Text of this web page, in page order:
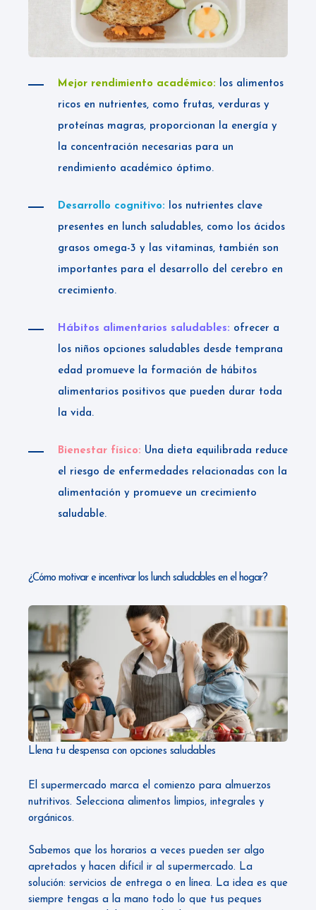
Mejor rendimiento académico: los alimentos
ricos en nutrientes, como frutas, verduras y
proteínas magras, proporcionan la energía y
la concentración necesarias para un
rendimiento académico óptimo.
Desarrollo cognitivo: los nutrientes clave
presentes en lunch saludables, como los ácidos
grasos omega-3 y las vitaminas, también son
importantes para el desarrollo del cerebro en
crecimiento.
Hábitos alimentarios saludables: ofrecer a
los niños opciones saludables desde temprana
edad promueve la formación de hábitos
alimentarios positivos que pueden durar toda
la vida.
Bienestar físico: Una dieta equilibrada reduce
el riesgo de enfermedades relacionadas con la
alimentación y promueve un crecimiento
saludable.
¿Cómo motivar e incentivar los lunch saludables en el hogar?
Llena tu despensa con opciones saludables
El supermercado marca el comienzo para almuerzos
nutritivos. Selecciona alimentos limpios, integrales y
orgánicos.
Sabemos que los horarios a veces pueden ser algo
apretados y hacen difícil ir al supermercado. La
solución: servicios de entrega o en línea. La idea es que
siempre tengas a la mano todo lo que tus peques